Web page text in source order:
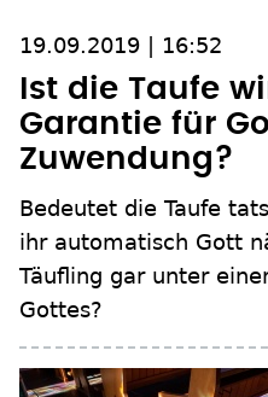
19.09.2019 | 16:52
Ist die Taufe
Garantie für
Zuwendung?
Bedeutet die Taufe
ihr automatisch Gott
Täufling gar unter
Gottes?